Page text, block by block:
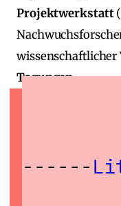
Projektwerkstatt
wissenschaftlicher
Tagungen.